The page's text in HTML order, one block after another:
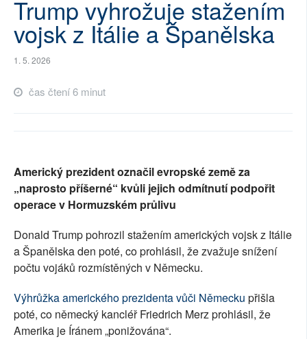
SOCIÁLNÍ SÍTĚ
RUBRIKY
Trump vyhrožuje stažením
vojsk z Itálie a Španělska
1. 5. 2026
čas čtení 6 minut
Americký prezident označil evropské země za
„naprosto příšerné“ kvůli jejich odmítnutí podpořit
operace v Hormuzském průlivu
Donald Trump pohrozil stažením amerických vojsk z Itálie
a Španělska den poté, co prohlásil, že zvažuje snížení
počtu vojáků rozmístěných v Německu.
Výhrůžka amerického prezidenta vůči Německu přišla
poté, co německý kancléř Friedrich Merz prohlásil, že
Amerika je Íránem „ponižována“.